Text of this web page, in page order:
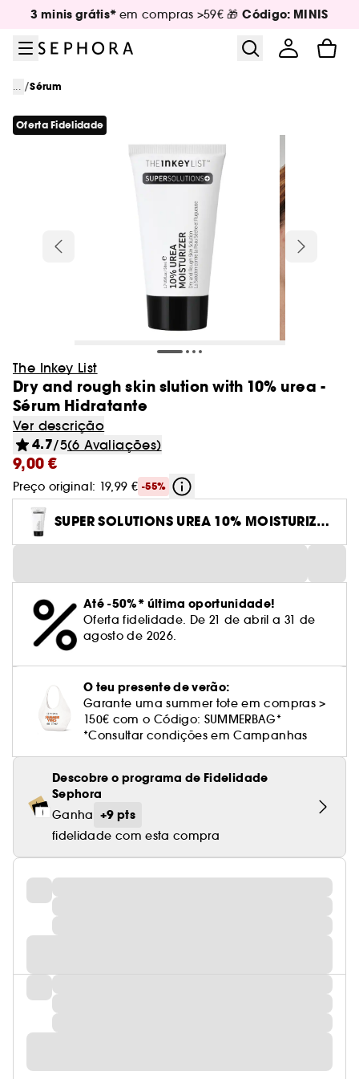
Ir para o menu
Ir para o conteúdo principal
Ir para o rodapé
3 minis grátis* em compras >59€ 🎁Código: MINIS
... /Sérum
Oferta Fidelidade
The Inkey List
Dry and rough skin slution with 10% urea -
Sérum Hidratante
Ver descrição
4.7/5(6 Avaliações)
9,00 €
Preço original: 19,99 € -55%
SUPER SOLUTIONS UREA 10% MOISTURIZR 5
0ML
Até -50%* última oportunidade!
Oferta fidelidade. De 21 de abril a 31 de
agosto de 2026.
O teu presente de verão:
Garante uma summer tote em compras >
150€ com o Código: SUMMERBAG*
*Consultar condições em Campanhas
Descobre o programa de Fidelidade
Sephora
Ganha +9 pts
fidelidade com esta compra